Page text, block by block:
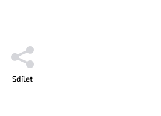
Sdílet